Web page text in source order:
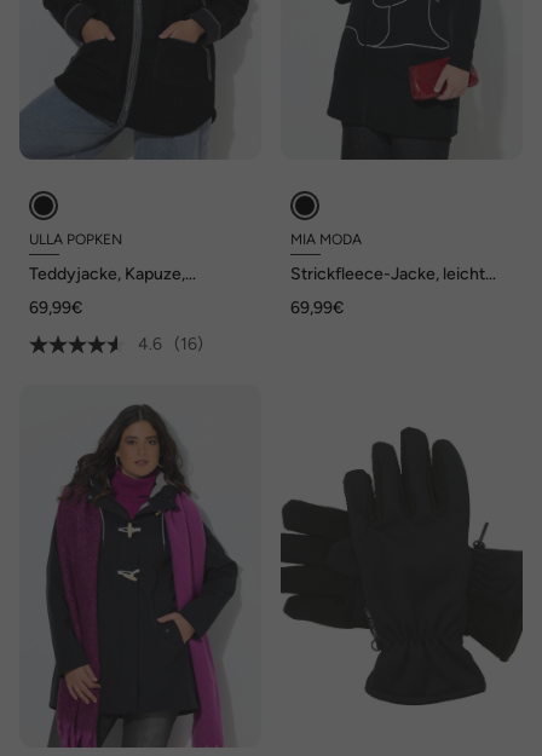
ULLA POPKEN
Teddyjacke, Kapuze,
69,99€
4.6
(16)
MIA MODA
Strickfleece-Jacke, leicht
69,99€